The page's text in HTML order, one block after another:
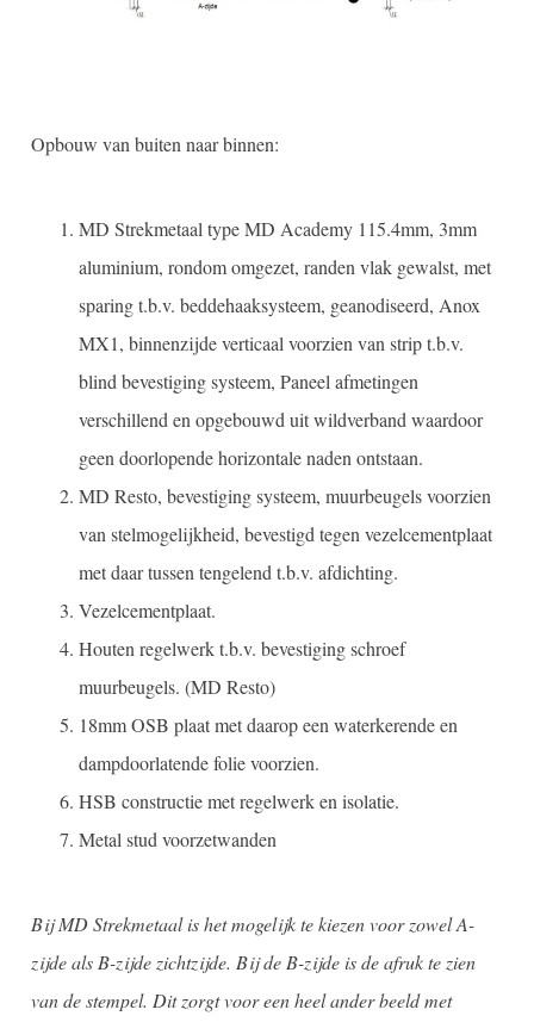
Opbouw van buiten naar binnen:
MD Strekmetaal type MD Academy 115.4mm, 3mm
aluminium, rondom omgezet, randen vlak gewalst, met
sparing t.b.v. beddehaaksysteem, geanodiseerd, Anox
MX1, binnenzijde verticaal voorzien van strip t.b.v.
blind bevestiging systeem, Paneel afmetingen
verschillend en opgebouwd uit wildverband waardoor
geen doorlopende horizontale naden ontstaan.
MD Resto, bevestiging systeem, muurbeugels voorzien
van stelmogelijkheid, bevestigd tegen vezelcementplaat
met daar tussen tengelend t.b.v. afdichting.
Vezelcementplaat.
Houten regelwerk t.b.v. bevestiging schroef
muurbeugels. (MD Resto)
18mm OSB plaat met daarop een waterkerende en
dampdoorlatende folie voorzien.
HSB constructie met regelwerk en isolatie.
Metal stud voorzetwanden
Bij MD Strekmetaal is het mogelijk te kiezen voor zowel A-
zijde als B-zijde zichtzijde. Bij de B-zijde is de afruk te zien
van de stempel. Dit zorgt voor een heel ander beeld met